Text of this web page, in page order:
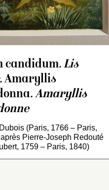
candidum. Lis
Amaryllis
. Amaryllis
(Paris, 1766 – Paris,
Pierre-Joseph Redouté
1759 – Paris, 1840)